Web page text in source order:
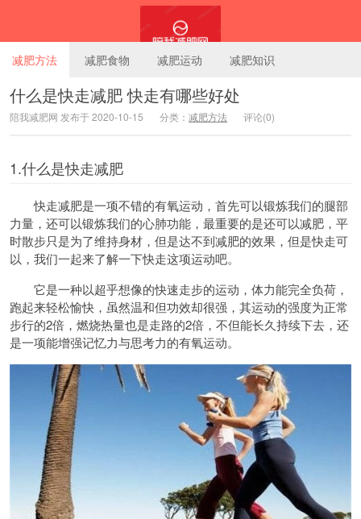
陪我减肥网
减肥方法 减肥食物 减肥运动 减肥知识
什么是快走减肥 快走有哪些好处
陪我减肥网 发布于 2020-10-15 分类： 减肥方法 评论(0)
1.什么是快走减肥
快走减肥是一项不错的有氧运动，首先可以锻炼我们的腿部
力量，还可以锻炼我们的心肺功能，最重要的是还可以减肥，平
时散步只是为了维持身材，但是达不到减肥的效果，但是快走可
以，我们一起来了解一下快走这项运动吧。
它是一种以超乎想像的快速走步的运动，体力能完全负荷，
跑起来轻松愉快，虽然温和但功效却很强，其运动的强度为正常
步行的2倍，燃烧热量也是走路的2倍，不但能长久持续下去，还
是一项能增强记忆力与思考力的有氧运动。